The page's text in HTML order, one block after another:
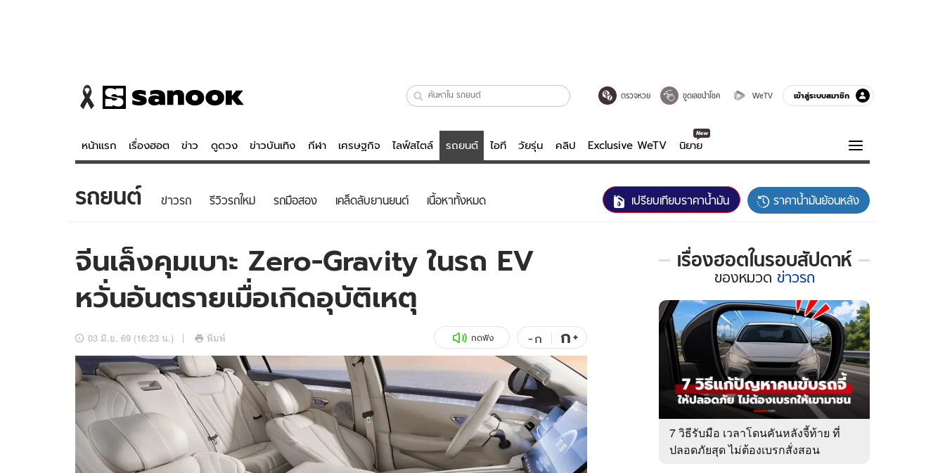
ตรวจหวย ขูดเลขนำโชค WeTV เข้าสู่ระบบสมาชิก
หน้าแรก เรื่องฮอต ข่าว ดูดวง ข่าวบันเทิง กีฬา เศรษฐกิจ ไลฟ์สไตล์ รถยนต์ ไอที วัยรุ่น คลิป Exclusive WeTV นิยาย
ข่าว
ข่าวบันเทิง
ข่าวกีฬา
ข่าวเศรษฐกิจ
อัปเดตจีน
เช็กข่าวชัวร์
ดูดวง - ตรวจหวย
สถิติหวยไทย
หวยลาว
ไลฟ์สไตล์
วัยรุ่น
ไอที
รถยนต์
สุขภาพ
เที่ยว-กิน
Tasteful Thailand
Sanook Choice
บันเทิงครบรส
หนัง-ละคร
ดูทีวี
WeTV
Exclusive WeTV
นิยาย
ความรู้รอบตัว
ฮาวทู
ดาวน์โหลดสนุกแอปฟรี ติดตามสนุกโซเชียลได้ที่
รถยนต์ ข่าวรถ รีวิวรถใหม่ รถมือสอง เคล็ดลับยานยนต์ เนื้อหาทั้งหมด เปรียบเทียบราคาน้ำมัน ราคาน้ำมันย้อนหลัง
จีนเล็งคุมเบาะ Zero-Gravity ในรถ EV
หวั่นอันตรายเมื่อเกิดอุบัติเหตุ
03 มิ.ย. 69 (16:23 น.) พิมพ์ กดฟัง -ก ก+
เรื่องฮอตในรอบสัปดาห์
เรื่อง
ใน
รอบ
สัปดาห์
ของ
หมวด
ของหมวด ข่าวรถ
7 วิธีรับมือ เวลาโดนคันหลังจี้ท้าย ที่
ปลอดภัยสุด ไม่ต้องเบรกสั่งสอน